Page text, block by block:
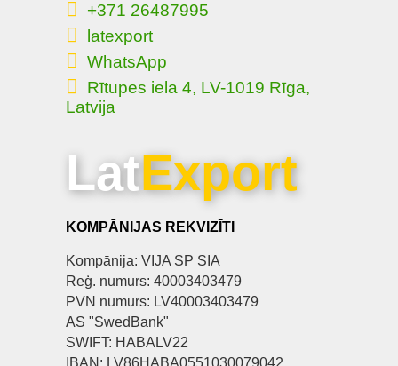
+371 26487995
latexport
WhatsApp
Rītupes iela 4, LV-1019 Rīga,
Latvija
LatExport
KOMPĀNIJAS REKVIZĪTI
Kompānija: VIJA SP SIA
Reģ. numurs: 40003403479
PVN numurs: LV40003403479
AS "SwedBank"
SWIFT: HABALV22
IBAN: LV86HABA0551030079042